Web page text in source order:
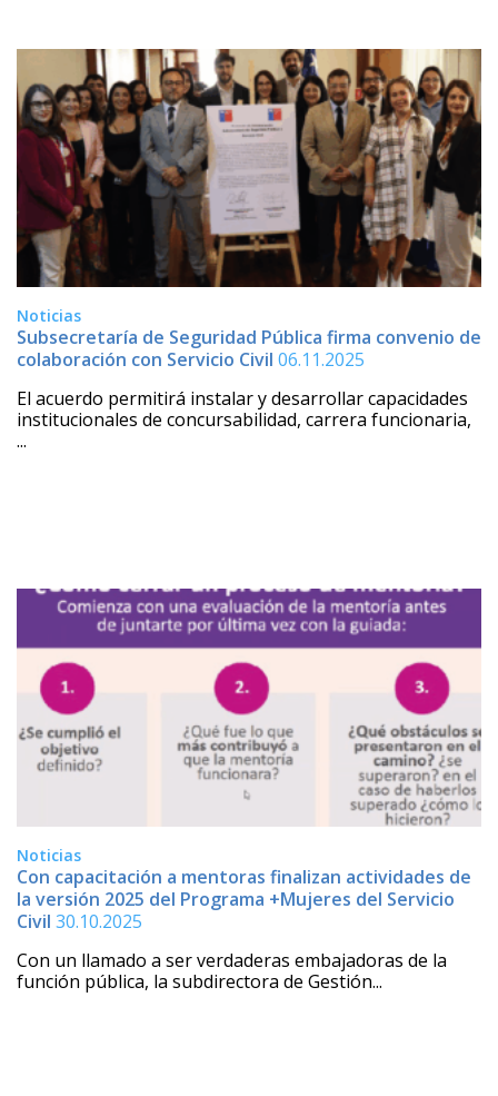
Noticias
Subsecretaría de Seguridad Pública firma convenio de
colaboración con Servicio Civil 06.11.2025
El acuerdo permitirá instalar y desarrollar capacidades
institucionales de concursabilidad, carrera funcionaria,
...
Noticias
Con capacitación a mentoras finalizan actividades de
la versión 2025 del Programa +Mujeres del Servicio
Civil 30.10.2025
Con un llamado a ser verdaderas embajadoras de la
función pública, la subdirectora de Gestión...